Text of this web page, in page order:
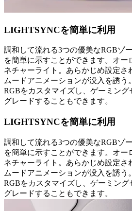
LIGHTSYNCを簡単に利用
調和して流れる3つの優美なRGBゾ
を簡単に示すことができます。オー
ネチャーライト。あらかじめ設定さ
ムードアニメーションが没入を誘う
RGBをカスタマイズし、ゲーミン
グレードすることもできます。
LIGHTSYNCを簡単に利用
調和して流れる3つの優美なRGBゾ
を簡単に示すことができます。オー
ネチャーライト。あらかじめ設定さ
ムードアニメーションが没入を誘う
RGBをカスタマイズし、ゲーミン
グレードすることもできます。